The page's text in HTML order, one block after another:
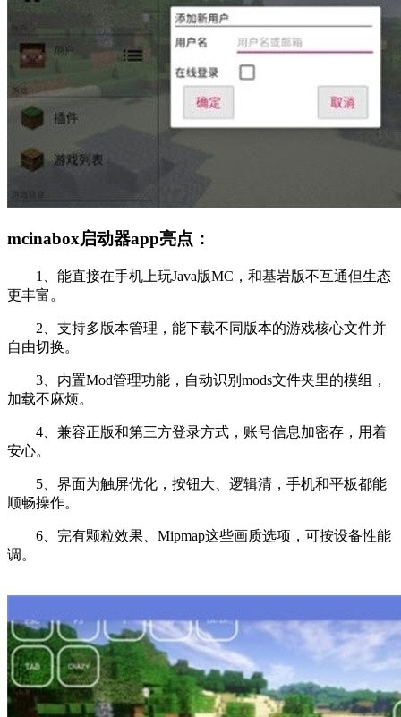
mcinabox启动器app亮点：
1、能直接在手机上玩Java版MC，和基岩版不互通但生态
更丰富。
2、支持多版本管理，能下载不同版本的游戏核心文件并
自由切换。
3、内置Mod管理功能，自动识别mods文件夹里的模组，
加载不麻烦。
4、兼容正版和第三方登录方式，账号信息加密存，用着
安心。
5、界面为触屏优化，按钮大、逻辑清，手机和平板都能
顺畅操作。
6、完有颗粒效果、Mipmap这些画质选项，可按设备性能
调。